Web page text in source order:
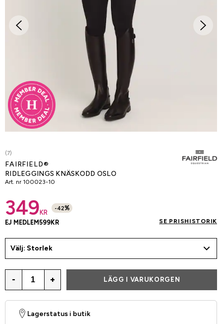
(7)
FAIRFIELD®
RIDLEGGINGS KNÄSKODD OSLO
Art. nr 100023-10
349 KR
-42%
EJ MEDLEM599KR SE PRISHISTORIK
Välj: Storlek
- + LÄGG I VARUKORGEN
Lagerstatus i butik